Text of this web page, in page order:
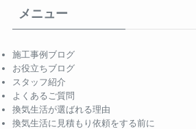
メニュー
施工事例ブログ
お役立ちブログ
スタッフ紹介
よくあるご質問
換気生活が選ばれる理由
換気生活に見積もり依頼をする前に